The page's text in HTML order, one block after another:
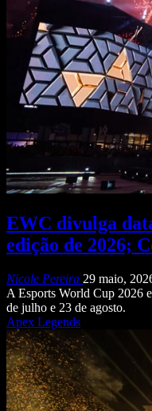
EWC divulga
edição de 2026;
Nicole Pereira 29 maio,
A Esports World Cup 2026
de julho e 23 de agosto.
Apex Legends